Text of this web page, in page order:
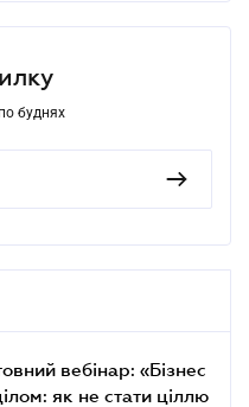
буднях
вебінар: «Бізнес
як не стати ціллю